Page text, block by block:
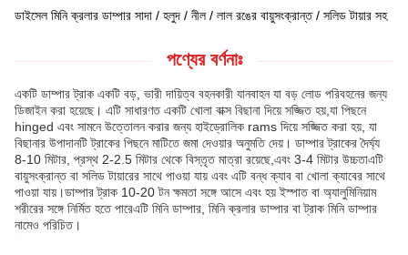
ডাইসেল মিনি ক্রলার ডাম্পার সাদা / হলুদ / নীল / লাল রঙের বায়ুসংক্রান্ত / সলিড টায়ার সহ
পণ্যের বর্ণনাঃ
একটি ডাম্পার ট্রাক একটি বড়, ভারী দায়িত্ব বহনকারী যানবাহন যা বড় লোড পরিবহনের জন্য
ডিজাইন করা হয়েছে। এটি সাধারণত একটি খোলা বাক্স বিছানা দিয়ে সজ্জিত হয়,যা পিছনে
hinged এবং সামনে উত্তোলন করার জন্য হাইড্রোলিক rams দিয়ে সজ্জিত করা হয়, যা
বিছানার উপাদানটি ট্রাকের পিছনে মাটিতে জমা দেওয়ার অনুমতি দেয়। ডাম্পার ট্রাকের দৈর্ঘ্য
8-10 মিটার, প্রস্থ 2-2.5 মিটার থেকে বিস্তৃত মাত্রা রয়েছে,এবং 3-4 মিটার উচ্চতাএটি
বায়ুসংক্রান্ত বা সলিড টায়ারের সাথে পাওয়া যায় এবং এটি বন্ধ ক্যাব বা খোলা ক্যাবের সাথে
পাওয়া যায়।ডাম্পার ট্রাক 10-20 টন ক্ষমতা সঙ্গে আসে এবং হয় ইস্পাত বা অ্যালুমিনিয়াম
শরীরের সঙ্গে নির্মিত হতে পারেএটি মিনি ডাম্পার, মিনি ক্রলার ডাম্পার বা ট্রাক মিনি ডাম্পার
নামেও পরিচিত।